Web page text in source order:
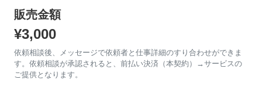
販売金額
¥3,000
依頼相談後、メッセージで依頼者と仕事詳細のすり合わせができま
す。依頼相談が承認されると、前払い決済（本契約）→サービスの
ご提供となります。